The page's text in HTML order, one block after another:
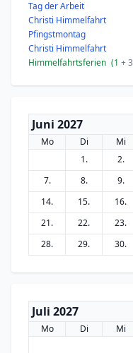
Tag der Arbeit
Christi Himmelfahrt
Pfingstmontag
Christi Himmelfahrt
Himmelfahrtsferien (1 + 3
Juni 2027
Mo Di Mi
1.
2.
7.
8. 9.
14.
15. 16.
21.
22. 23.
28.
29. 30.
Juli 2027
Mo Di Mi